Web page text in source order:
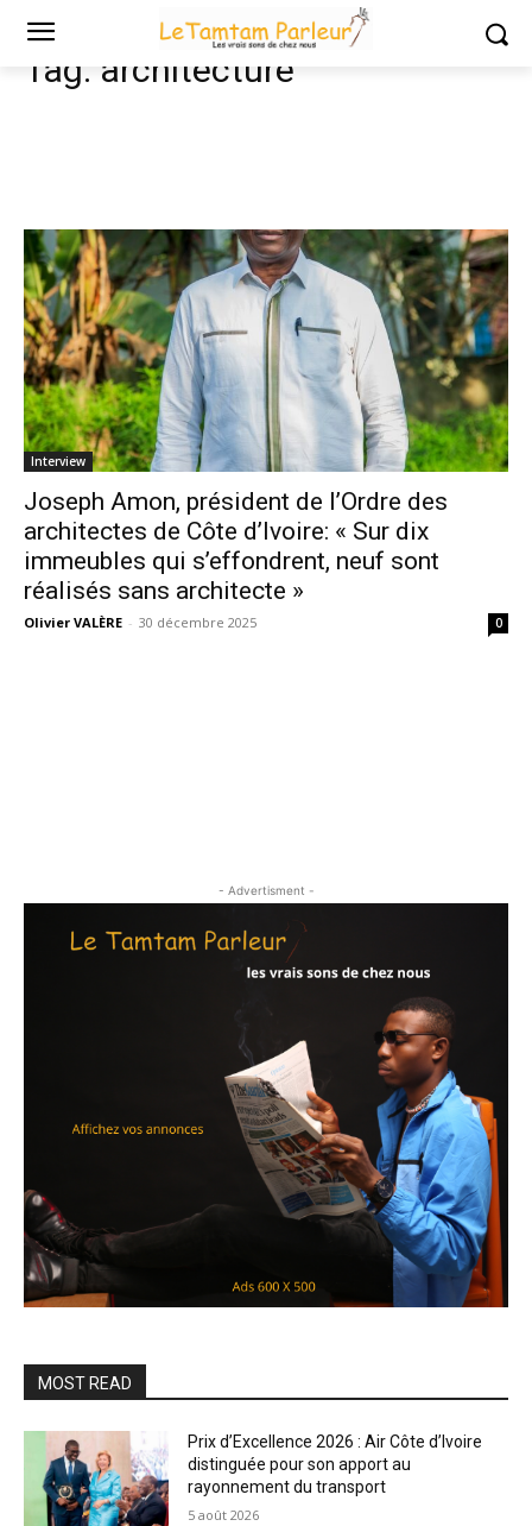
Tags
Tag: architecture
Interview
Joseph Amon, président de l’Ordre des
architectes de Côte d’Ivoire: « Sur dix
immeubles qui s’effondrent, neuf sont
réalisés sans architecte »
Olivier VALÈRE - 30 décembre 2025 0
- Advertisment -
MOST READ
Prix d’Excellence 2026 : Air Côte d’Ivoire
distinguée pour son apport au
rayonnement du transport
5 août 2026